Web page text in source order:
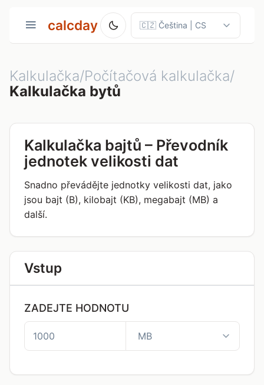
calcday
Kalkulačka/Počítačová kalkulačka/
Kalkulačka bytů
Kalkulačka bajtů – Převodník
jednotek velikosti dat
Snadno převádějte jednotky velikosti dat, jako
jsou bajt (B), kilobajt (KB), megabajt (MB) a
další.
Vstup
ZADEJTE HODNOTU